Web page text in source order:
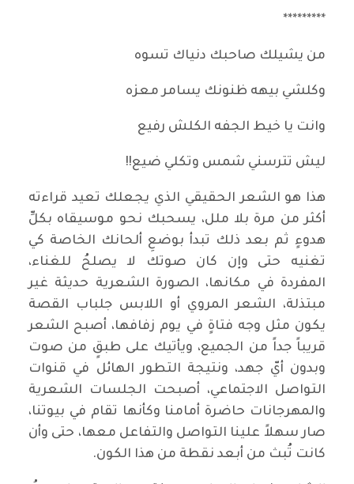
*********
من يشيلك صاحبك دنياك تسوه
وكلشي بيهه ظنونك يسامر معزه
وانت يا خيط الجفه الكلش رفيع
ليش تترسني شمس وتكلي ضيع!!
هذا هو الشعر الحقيقي الذي يجعلك تعيد قراءته
أكثر من مرة بلا ملل، يسحبك نحو موسيقاه بكلِّ
هدوءٍ ثم بعد ذلك تبدأ بوضعِ ألحانك الخاصة كي
تغنيه حتى وإن كان صوتك لا يصلحُ للغناء،
المفردة في مكانها، الصورة الشعرية حديثة غير
مبتذلة، الشعر المروي أو اللابس جلباب القصة
يكون مثل وجه فتاةٍ في يوم زفافها، أصبح الشعر
قريباً جداً من الجميع، ويأتيك على طبقٍ من صوت
وبدون أيّ جهد، ونتيجة التطور الهائل في قنوات
التواصل الاجتماعي، أصبحت الجلسات الشعرية
والمهرجانات حاضرة أمامنا وكأنها تقام في بيوتنا،
صار سهلاً علينا التواصل والتفاعل معها، حتى وأن
كانت تُبث من أبعد نقطة من هذا الكون.